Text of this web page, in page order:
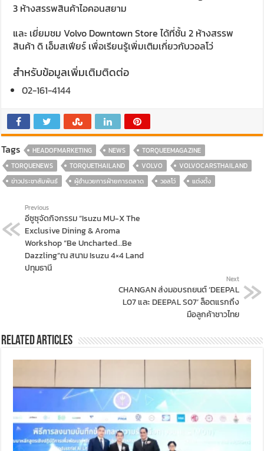
3 ห้างสรรพสินค้าไอคอนสยาม
และ เยี่ยมชม Volvo Downtown Store ได้ที่ชั้น 2 ห้างสรรพ
สินค้า ดิ เอ็มสเฟียร์ เพื่อเรียนรู้เพิ่มเติมเกี่ยวกับวอลโว่
สำหรับข้อมูลเพิ่มเติมติดต่อ
02-161-4144
Tags HEADOFMARKETING NEWS
TORQUEEMAGAZINE
TORQUENEWS
TORQUETHAILAND VOLVO
VOLVOCARSTHAILAND
ข่าวประชาสัมพันธ์
ผู้อำนวยการฝ่ายการตลาด วอลโว่ แต่งตั้ง
Previous
อีซูซุจัดกิจกรรม “Isuzu MU-X The
Exclusive Dining & Aroma
Workshop “Be Uncharted…Be
Dazzling”ณ สนาม Isuzu 4×4 Land
ปทุมธานี
Next
CHANGAN ส่งมอบรถยนต์ ‘DEEPAL
L07 และ DEEPAL S07’ ล็อตแรกถึง
มือลูกค้าชาวไทย
Related Articles